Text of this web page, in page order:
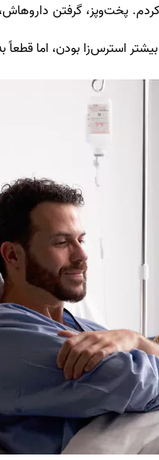
پخت‌وپز، گرفتن
استرس‌زا بودن، اما